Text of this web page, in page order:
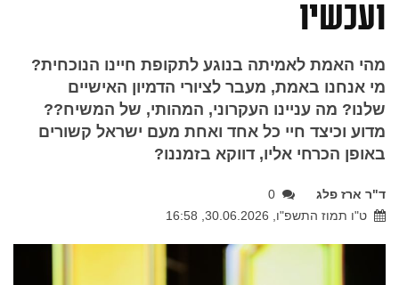
ועכשיו
מהי האמת לאמיתה בנוגע לתקופת חיינו הנוכחית?
מי אנחנו באמת, מעבר לציורי הדמיון האישיים
שלנו? מה עניינו העקרוני, המהותי, של המשיח??
מדוע וכיצד חיי כל אחד ואחת מעם ישראל קשורים
באופן הכרחי אליו, דווקא בזמננו?
ד"ר ארז פלג
0
ט"ו תמוז התשפ"ו, 30.06.2026, 16:58